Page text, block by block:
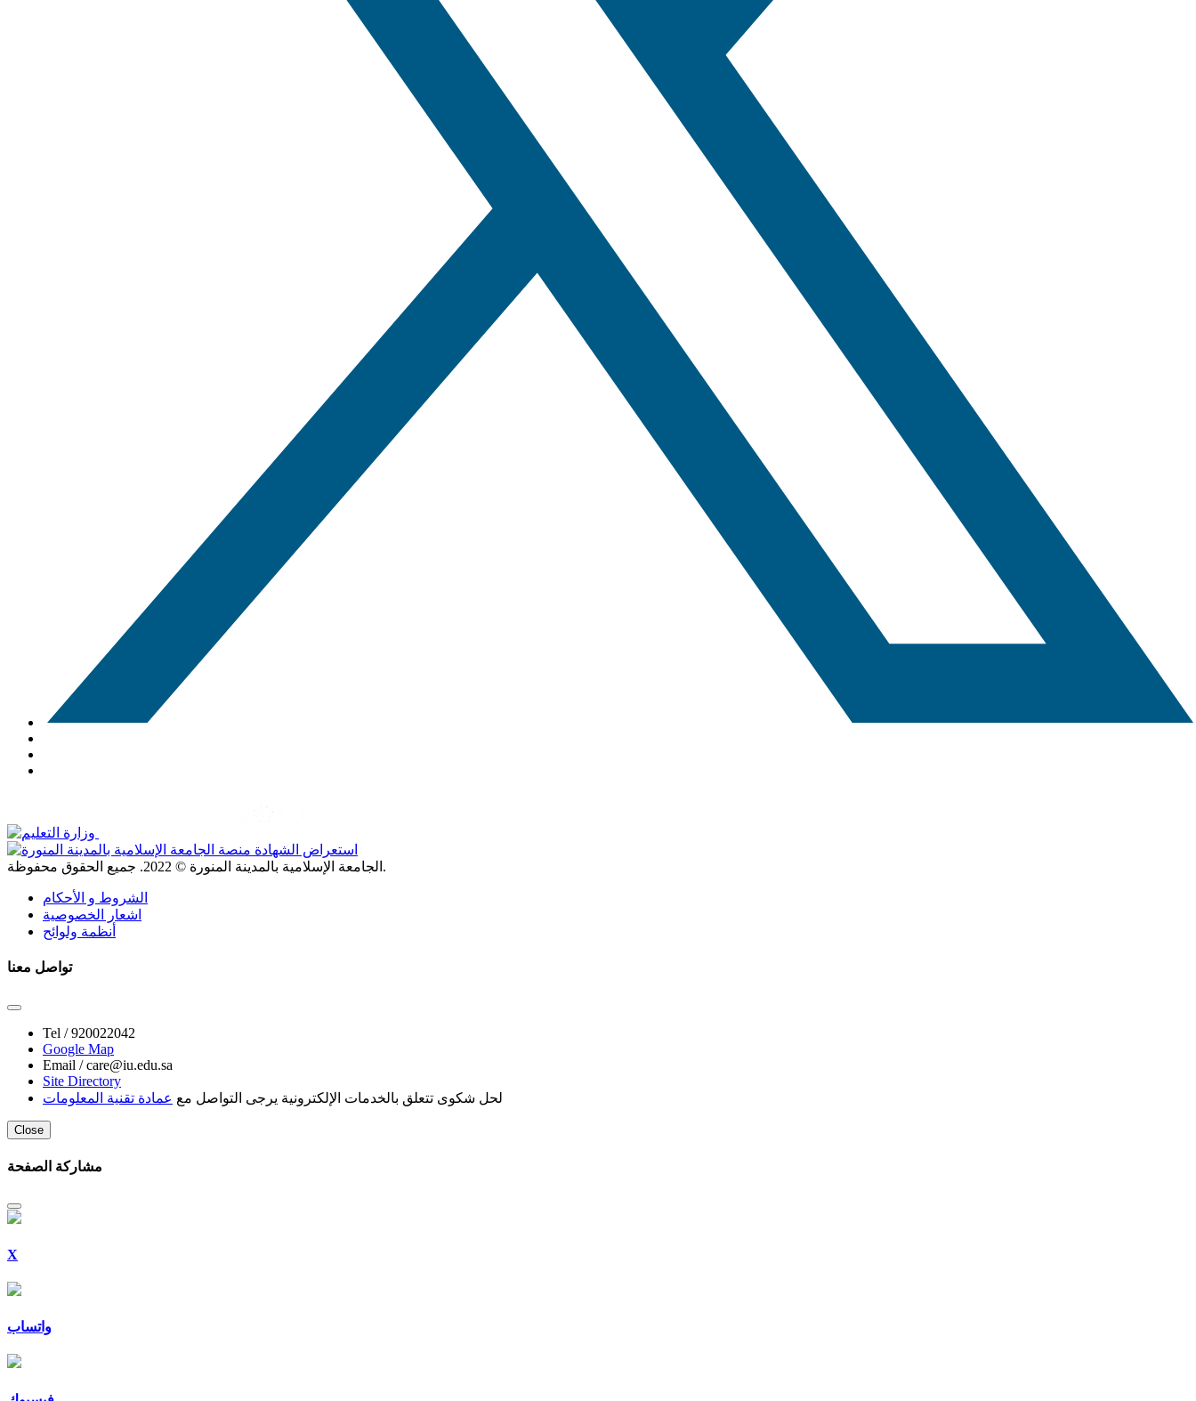
الجامعة الإسلامية بالمدينة المنورة © 2022 . جميع الحقوق محفوظة.
الشروط و الأحكام
اشعار الخصوصية
أنظمة ولوائح
تواصل معنا
Tel /920022042
Google Map
Email /care@iu.edu.sa
Site Directory
لحل شكوى تتعلق بالخدمات الإلكترونية يرجى التواصل مع عمادة تقنية المعلومات
Close
مشاركة الصفحة
X
واتساب